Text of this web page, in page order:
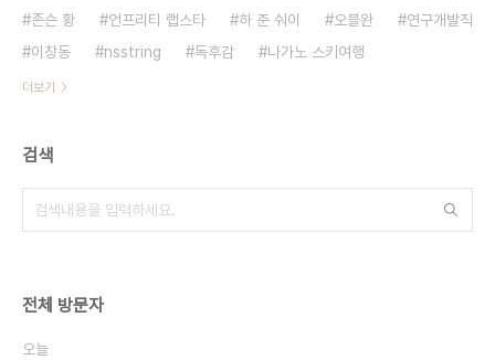
존슨 황
언프리티 랩스타 하 준 숴이 오블완
연구개발직
이창동
nsstring 독후감 나가노 스키여행
더보기
검색
전체 방문자
오늘